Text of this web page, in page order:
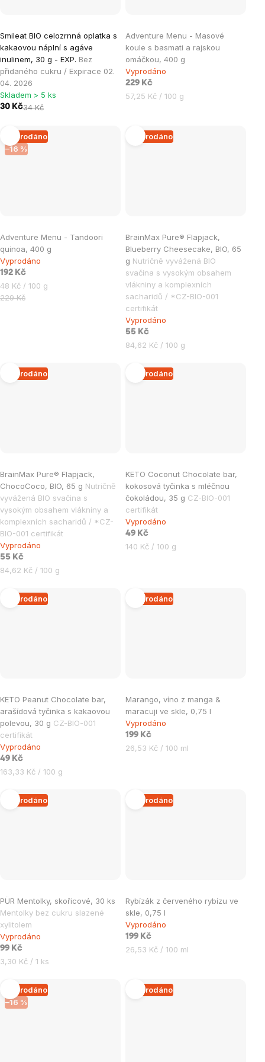
Smileat BIO celozrnná oplatka s
kakaovou náplní s agáve
inulinem, 30 g - EXP. Bez
přidaného cukru / Expirace 02.
04. 2026
Skladem > 5 ks
30 Kč34 Kč
Adventure Menu - Masové
koule s basmati a rajskou
omáčkou, 400 g
Vyprodáno
229 Kč
Měrná
57,25 Kč / 100 g
Vyprodáno
–16 %
Adventure Menu - Tandoori
quinoa, 400 g
Vyprodáno
192 Kč
Měrná
cena:
48 Kč / 100 g
229 Kč
Vyprodáno
BrainMax Pure® Flapjack,
Blueberry Cheesecake, BIO, 65
g Nutričně vyvážená BIO
svačina s vysokým obsahem
vlákniny a komplexních
sacharidů / *CZ-BIO-001
certifikát
Vyprodáno
55 Kč
Měrná
84,62 Kč / 100 g
Vyprodáno
BrainMax Pure® Flapjack,
ChocoCoco, BIO, 65 g Nutričně
vyvážená BIO svačina s
vysokým obsahem vlákniny a
komplexních sacharidů / *CZ-
BIO-001 certifikát
Vyprodáno
55 Kč
Měrná
84,62 Kč / 100 g
Vyprodáno
KETO Coconut Chocolate bar,
kokosová tyčinka s mléčnou
čokoládou, 35 g CZ-BIO-001
certifikát
Vyprodáno
49 Kč
Měrná
140 Kč / 100 g
Vyprodáno
KETO Peanut Chocolate bar,
arašídová tyčinka s kakaovou
polevou, 30 g CZ-BIO-001
certifikát
Vyprodáno
49 Kč
Měrná
163,33 Kč / 100 g
Vyprodáno
Marango, víno z manga &
maracuji ve skle, 0,75 l
Vyprodáno
199 Kč
Měrná
26,53 Kč / 100 ml
Vyprodáno
PÜR Mentolky, skořicové, 30 ks
Mentolky bez cukru slazené
xylitolem
Vyprodáno
99 Kč
Měrná
3,30 Kč / 1 ks
Vyprodáno
Rybízák z červeného rybízu ve
skle, 0,75 l
Vyprodáno
199 Kč
Měrná
26,53 Kč / 100 ml
Vyprodáno
–16 %
Vyprodáno